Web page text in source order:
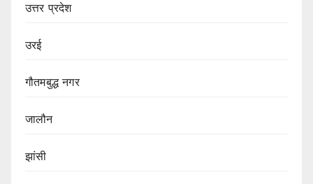
उत्तर प्रदेश
उरई
गौतमबुद्ध नगर
जालौन
झांसी